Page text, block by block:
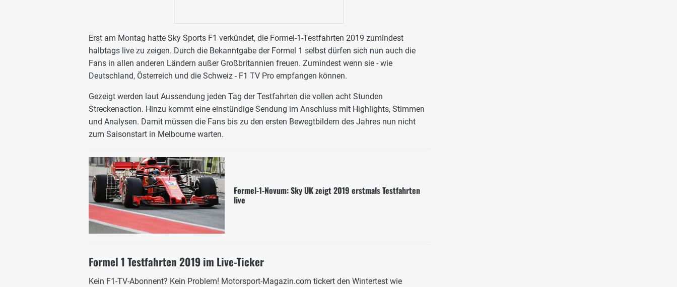
Erst am Montag hatte Sky Sports F1 verkündet, die Formel-1-Testfahrten 2019 zumindest
halbtags live zu zeigen. Durch die Bekanntgabe der Formel 1 selbst dürfen sich nun auch die
Fans in allen anderen Ländern außer Großbritannien freuen. Zumindest wenn sie - wie
Deutschland, Österreich und die Schweiz - F1 TV Pro empfangen können.
Gezeigt werden laut Aussendung jeden Tag der Testfahrten die vollen acht Stunden
Streckenaction. Hinzu kommt eine einstündige Sendung im Anschluss mit Highlights, Stimmen
und Analysen. Damit müssen die Fans bis zu den ersten Bewegtbildern des Jahres nun nicht
zum Saisonstart in Melbourne warten.
Formel-1-Novum: Sky UK zeigt 2019 erstmals Testfahrten
live
Formel 1 Testfahrten 2019 im Live-Ticker
Kein F1-TV-Abonnent? Kein Problem! Motorsport-Magazin.com tickert den Wintertest wie